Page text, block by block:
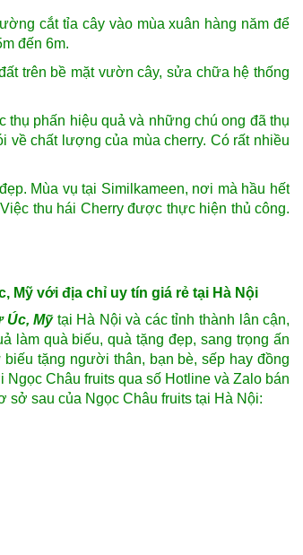
cắt tỉa cây vào mùa xuân hàng năm để
đến 6m.
trên bề mặt vườn cây, sửa chữa hệ thống
thụ phấn hiệu quả và những chú ong đã thụ
về chất lượng của mùa cherry. Có rất nhiều
Mùa vụ tại Similkameen, nơi mà hầu hết
thu hái Cherry được thực hiện thủ công.
Mỹ với địa chỉ uy tín giá rẻ tại Hà Nội
Úc, Mỹ tại Hà Nội và các tỉnh thành lân cận,
làm quà biếu, quà tặng đẹp, sang trọng ấn
biếu tặng người thân, bạn bè, sếp hay đồng
Châu fruits qua số Hotline và Zalo bán
sở sau của Ngọc Châu fruits tại Hà Nội: